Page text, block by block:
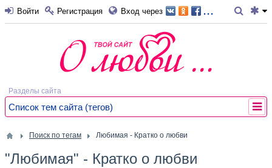
Войти Регистрация Вход через ...
Разделы сайта
Список тем сайта (тегов)
Поиск по тегам Любимая - Кратко о любви
"Любимая" - Кратко о любви